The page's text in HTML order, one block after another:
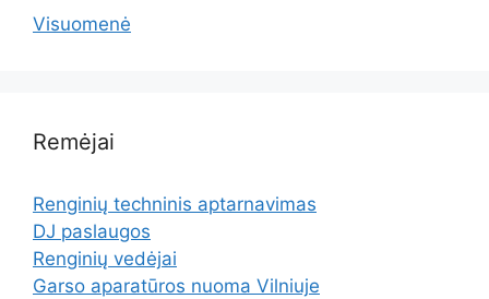
Visuomenė
Remėjai
Renginių techninis aptarnavimas
DJ paslaugos
Renginių vedėjai
Garso aparatūros nuoma Vilniuje